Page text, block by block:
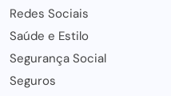
Redes Sociais
Saúde e Estilo
Segurança Social
Seguros